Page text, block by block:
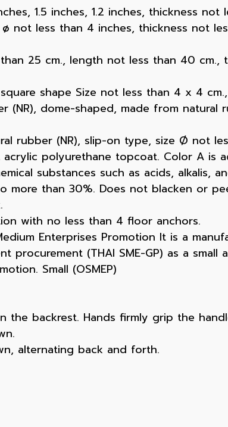
1.5 inches, 1.2 inches, thickness not
not less than 4 inches, thickness not
25 cm., length not less than 40 cm.,
shape Size not less than 4 x 4
(NR), dome-shaped, made from natural
rubber (NR), slip-on type, size Ø not
polyurethane topcoat. Color A is
substances such as acids, alkalis,
more than 30%. Does not blacken or
with no less than 4 floor anchors.
Enterprises Promotion It is a
(THAI SME-GP) as a small
Small (OSMEP)
the backrest. Hands firmly grip the
alternating back and forth.